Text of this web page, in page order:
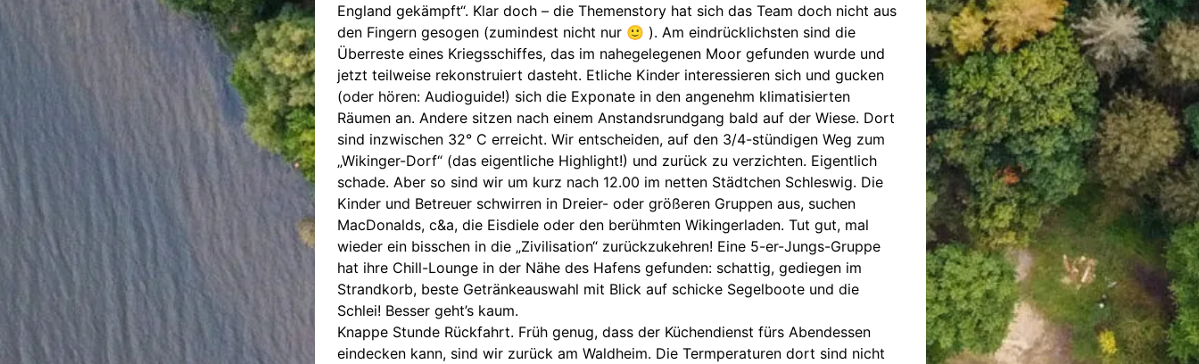
England gekämpft“. Klar doch – die Themenstory hat sich das Team doch nicht aus
den Fingern gesogen (zumindest nicht nur 🙂 ). Am eindrücklichsten sind die
Überreste eines Kriegsschiffes, das im nahegelegenen Moor gefunden wurde und
jetzt teilweise rekonstruiert dasteht. Etliche Kinder interessieren sich und gucken
(oder hören: Audioguide!) sich die Exponate in den angenehm klimatisierten
Räumen an. Andere sitzen nach einem Anstandsrundgang bald auf der Wiese. Dort
sind inzwischen 32° C erreicht. Wir entscheiden, auf den 3/4-stündigen Weg zum
„Wikinger-Dorf“ (das eigentliche Highlight!) und zurück zu verzichten. Eigentlich
schade. Aber so sind wir um kurz nach 12.00 im netten Städtchen Schleswig. Die
Kinder und Betreuer schwirren in Dreier- oder größeren Gruppen aus, suchen
MacDonalds, c&a, die Eisdiele oder den berühmten Wikingerladen. Tut gut, mal
wieder ein bisschen in die „Zivilisation“ zurückzukehren! Eine 5-er-Jungs-Gruppe
hat ihre Chill-Lounge in der Nähe des Hafens gefunden: schattig, gediegen im
Strandkorb, beste Getränkeauswahl mit Blick auf schicke Segelboote und die
Schlei! Besser geht’s kaum.
Knappe Stunde Rückfahrt. Früh genug, dass der Küchendienst fürs Abendessen
eindecken kann, sind wir zurück am Waldheim. Die Termperaturen dort sind nicht